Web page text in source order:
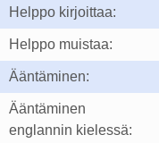
Helppo kirjoittaa:
Helppo muistaa:
Ääntäminen:
Ääntäminen
englannin kielessä: